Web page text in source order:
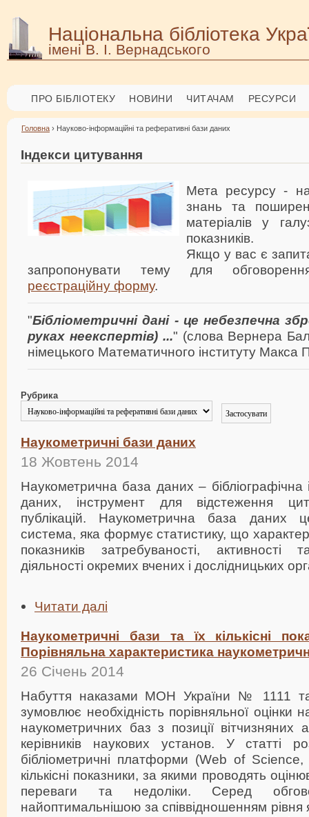
Національна бібліотека
імені В. І. Вернадського
ПРО БІБЛІОТЕКУ НОВИНИ ЧИТАЧАМ РЕСУРСИ
Головна › Науково-інформаційні та реферативні бази даних
Індекси цитування
Мета ресурсу -
знань та
матеріалів у
показників.
Якщо у вас є
запропонувати тему для
реєстраційну форму.
"Бібліометричні дані - це небезпечна
руках неекспертів) ..." (слова Вернера
німецького Математичного інституту Макса
Рубрика
Наукометричні бази даних
18 Жовтень 2014
Наукометрична база даних –
даних, інструмент для відстеження
публікацій. Наукометрична база даних
система, яка формує статистику, що
показників затребуваності, активності
діяльності окремих вчених і дослідницьких
Читати далі
Наукометричні бази та їх кількісні
Порівняльна характеристика
26 Січень 2014
Набуття наказами МОН України № 1111
зумовлює необхідність порівняльної оцінки
наукометричних баз з позиції вітчизняних
керівників наукових установ. У статті
бібліометричні платформи (Web of
кількісні показники, за якими проводять
переваги та недоліки. Серед
найоптимальнішою за співвідношенням рівня